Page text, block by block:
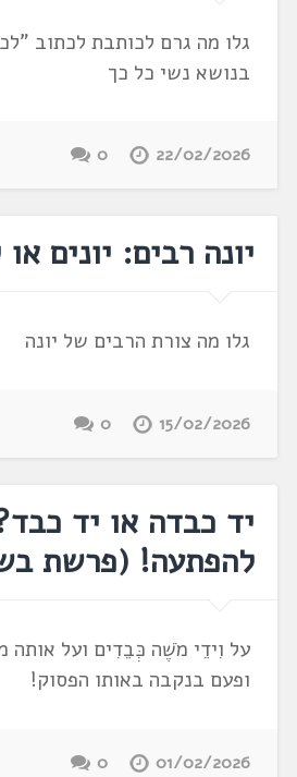
גלו מה גרם לכותבת לכתוב
בנושא נשי כל כך
22/02/2026
0
יונה רבים: יונים או
גלו מה צורת הרבים של יונה
15/02/2026
0
יד כבדה או יד
להפתעה! ‏(פרשת
על וִידֵי מֹשֶׁה כְּבֵדִים ועל אותה
ופעם בנקבה באותו הפסוק!
01/02/2026
0